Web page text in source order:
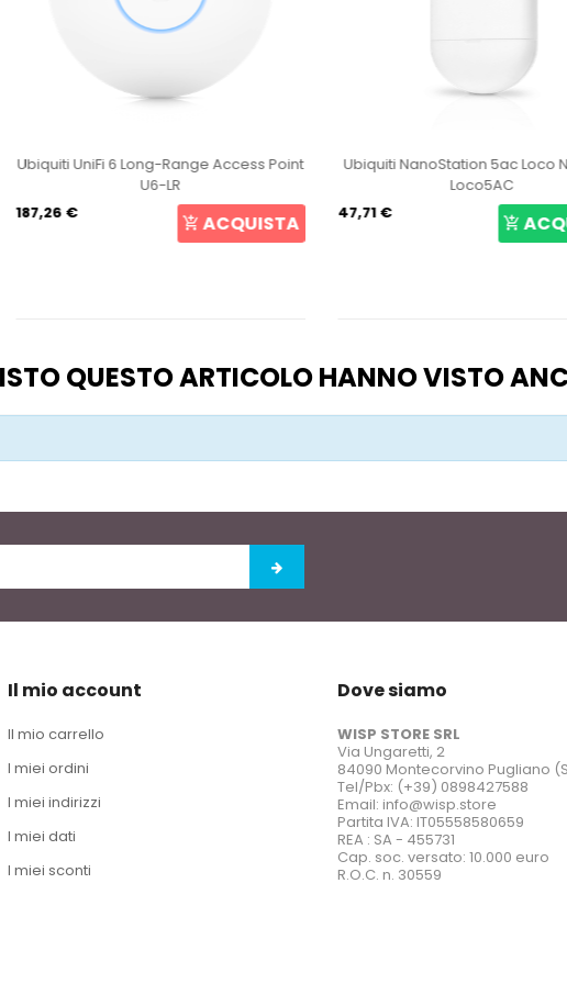
Ubiquiti NanoStation 5ac Loco NS-5ACL
Loco5AC
47,71 €
ACQUISTA
Ubiquiti UniFi 6 Pro Access
167,23 €
QUESTO ARTICOLO HANNO VISTO
Il mio account
Il mio carrello
I miei ordini
I miei indirizzi
I miei dati
I miei sconti
Dove siamo
WISP STORE SRL
Via Ungaretti, 2
84090 Montecorvino Pugliano
Tel/Pbx: (+39) 0898427588
Email: info@wisp.store
Partita IVA: IT05558580659
REA : SA - 455731
Cap. soc. versato: 10.000 euro
R.O.C. n. 30559